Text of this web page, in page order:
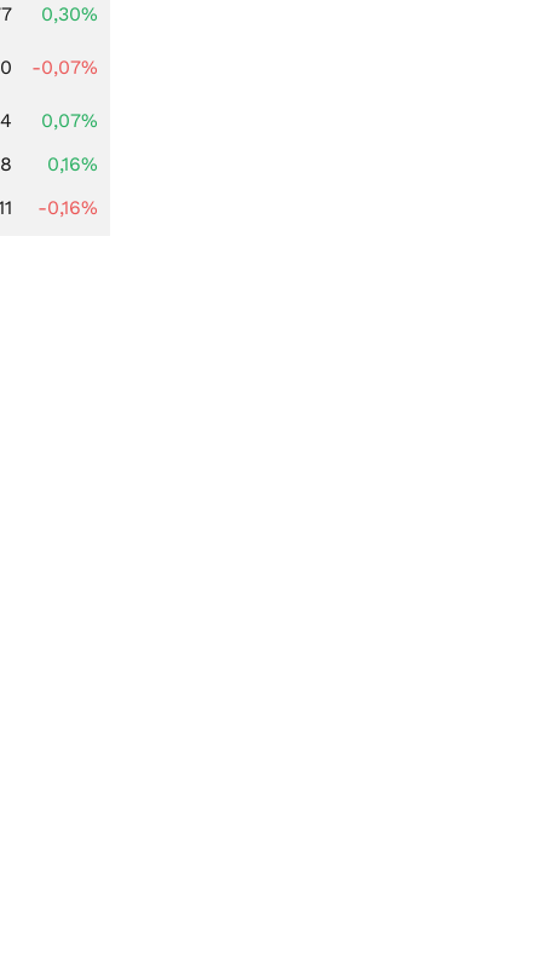
0,30%
-0,07%
0,07%
0,16%
-0,16%